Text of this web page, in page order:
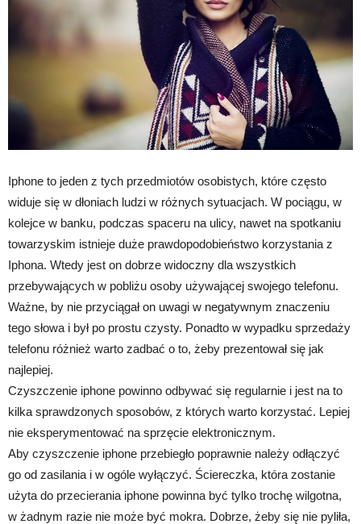
Iphone to jeden z tych przedmiotów osobistych, które często
widuje się w dłoniach ludzi w różnych sytuacjach. W pociągu, w
kolejce w banku, podczas spaceru na ulicy, nawet na spotkaniu
towarzyskim istnieje duże prawdopodobieństwo korzystania z
Iphona. Wtedy jest on dobrze widoczny dla wszystkich
przebywających w pobliżu osoby używającej swojego telefonu.
Ważne, by nie przyciągał on uwagi w negatywnym znaczeniu
tego słowa i był po prostu czysty. Ponadto w wypadku sprzedaży
telefonu różnież warto zadbać o to, żeby prezentował się jak
najlepiej.
Czyszczenie iphone powinno odbywać się regularnie i jest na to
kilka sprawdzonych sposobów, z których warto korzystać. Lepiej
nie eksperymentować na sprzęcie elektronicznym.
Aby czyszczenie iphone przebiegło poprawnie należy odłączyć
go od zasilania i w ogóle wyłączyć. Ściereczka, która zostanie
użyta do przecierania iphone powinna być tylko trochę wilgotna,
w żadnym razie nie może być mokra. Dobrze, żeby się nie pyliła,